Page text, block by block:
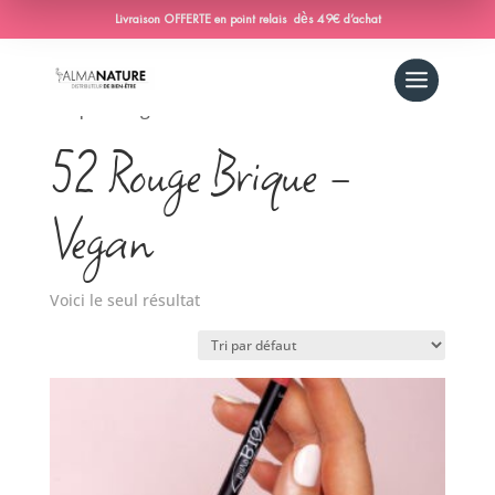
Livraison OFFERTE en point relais dès 49€ d’achat
Accueil/ Produit Couleur-contour / 52 Rouge
52 Rouge Brique -
Vegan
Voici le seul résultat